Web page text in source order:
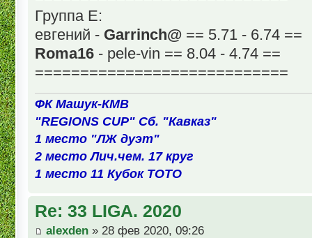
Группа Е:
евгений - Garrinch@ == 5.71 - 6.74 ==
Roma16 - pele-vin == 8.04 - 4.74 ==
============================
ФК Машук-КМВ
"REGIONS CUP" Сб. "Кавказ"
1 место "ЛЖ дуэт"
2 место Лич.чем. 17 круг
1 место 11 Кубок ТОТО
Re: 33 LIGA. 2020
alexden » 28 фев 2020, 09:26